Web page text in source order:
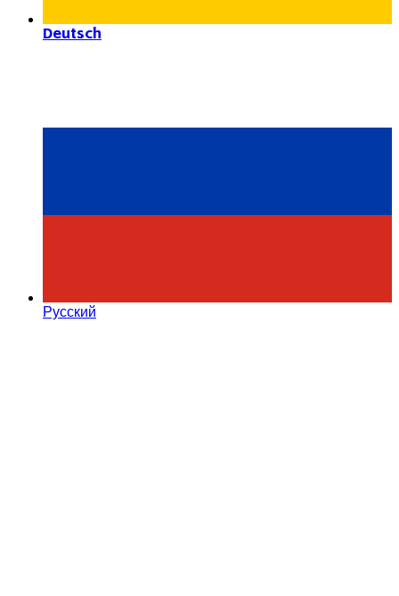
Deutsch
Русский